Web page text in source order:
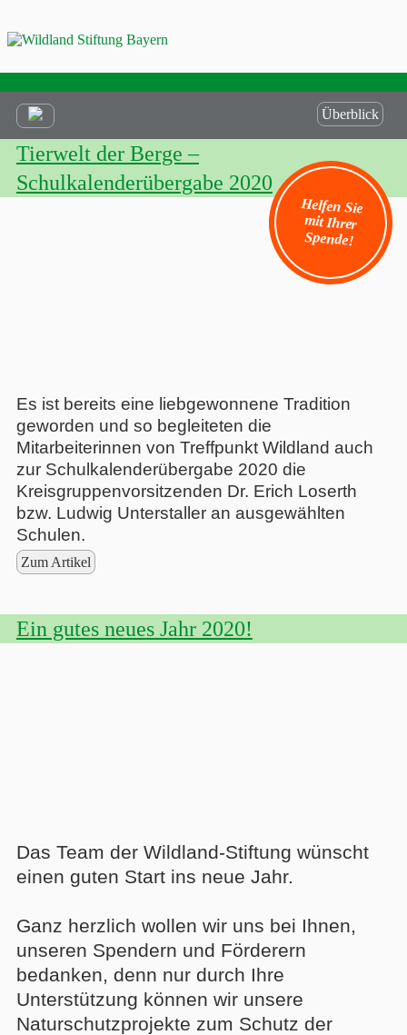
Helfen Sie
mit Ihrer
Spende!
Überblick
Tierwelt der Berge –
Schulkalenderübergabe 2020
Es ist bereits eine liebgewonnene Tradition
geworden und so begleiteten die
Mitarbeiterinnen von Treffpunkt Wildland auch
zur Schulkalenderübergabe 2020 die
Kreisgruppenvorsitzenden Dr. Erich Loserth
bzw. Ludwig Unterstaller an ausgewählten
Schulen.
Zum Artikel
Ein gutes neues Jahr 2020!
Das Team der Wildland-Stiftung wünscht
einen guten Start ins neue Jahr.
Ganz herzlich wollen wir uns bei Ihnen,
unseren Spendern und Förderern
bedanken, denn nur durch Ihre
Unterstützung können wir unsere
Naturschutzprojekte zum Schutz der